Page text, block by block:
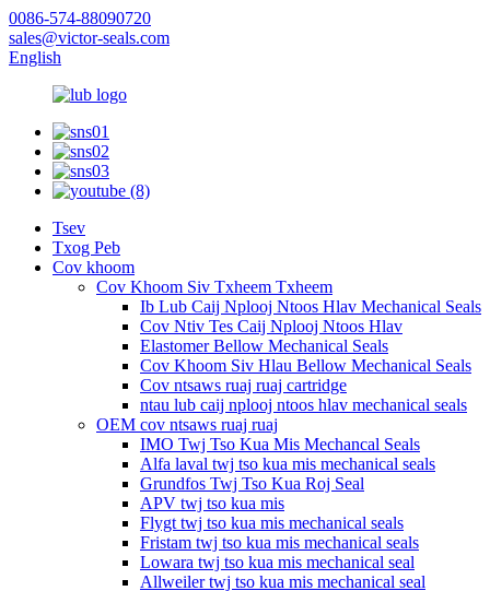
0086-574-88090720
sales@victor-seals.com
English
Tsev
Txog Peb
Cov khoom
Cov Khoom Siv Txheem Txheem
Ib Lub Caij Nplooj Ntoos Hlav Mechanical Seals
Cov Ntiv Tes Caij Nplooj Ntoos Hlav
Elastomer Bellow Mechanical Seals
Cov Khoom Siv Hlau Bellow Mechanical Seals
Cov ntsaws ruaj ruaj cartridge
ntau lub caij nplooj ntoos hlav mechanical seals
OEM cov ntsaws ruaj ruaj
IMO Twj Tso Kua Mis Mechancal Seals
Alfa laval twj tso kua mis mechanical seals
Grundfos Twj Tso Kua Roj Seal
APV twj tso kua mis
Flygt twj tso kua mis mechanical seals
Fristam twj tso kua mis mechanical seals
Lowara twj tso kua mis mechanical seal
Allweiler twj tso kua mis mechanical seal